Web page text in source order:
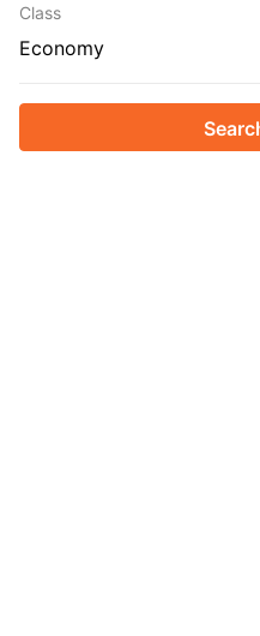
Class
Economy